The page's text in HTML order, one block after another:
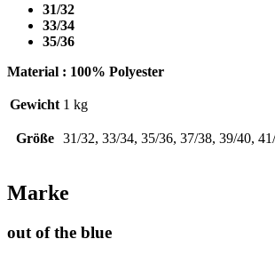
31/32
33/34
35/36
Material : 100% Polyester
Gewicht 1 kg
Größe 31/32, 33/34, 35/36, 37/38, 39/40,
Marke
out of the blue